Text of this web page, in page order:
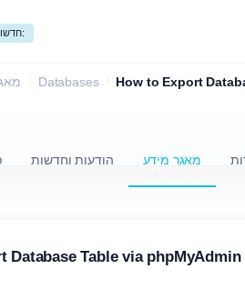
חדשות:
Databases How to Export
הודעות וחדשות מאגר מידע
Database Table via phpMyAdmin